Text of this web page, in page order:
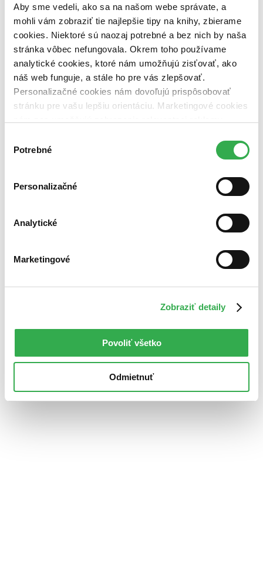
Aby sme vedeli, ako sa na našom webe správate, a
mohli vám zobraziť tie najlepšie tipy na knihy, zbierame
cookies. Niektoré sú naozaj potrebné a bez nich by naša
stránka vôbec nefungovala. Okrem toho používame
analytické cookies, ktoré nám umožňujú zisťovať, ako
náš web funguje, a stále ho pre vás zlepšovať.
Personalizačné cookies nám dovoľujú prispôsobovať
stránku pre vašu lepšiu orientáciu. Marketingové cookies
nám pomohlo, keby sme mohli používať všetky tieto
súhlasu
Potrebné
Personalizačné
Analytické
Marketingové
Zobraziť detaily
Povoliť všetko
Odmietnuť